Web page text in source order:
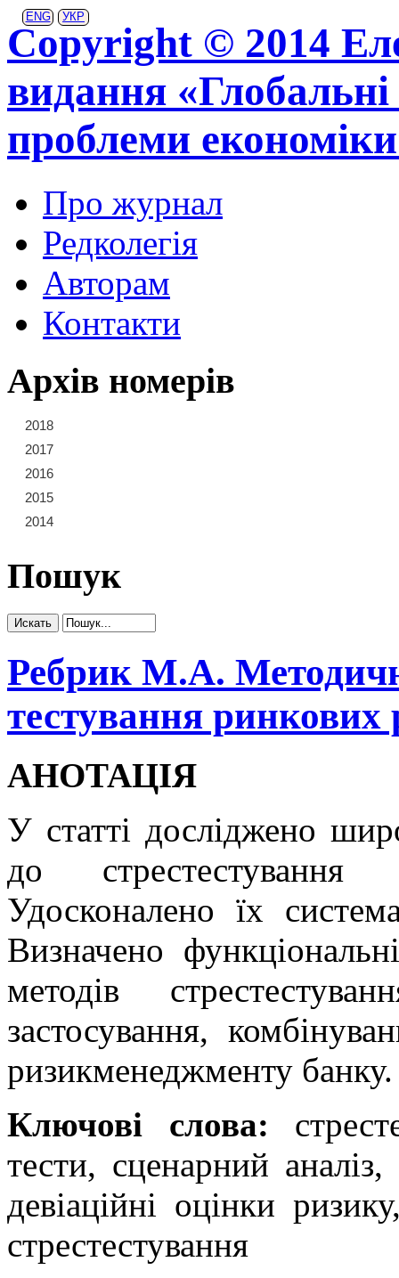
ENG УКР
Copyright © 2014
видання «Глобальні
проблеми
Про журнал
Редколегія
Авторам
Контакти
Архів номерів
2018
2017
2016
2015
2014
Пошук
Ребрик М.А.
тестування ринкових
АНОТАЦІЯ
У статті досліджено
до
Удосконалено їх
Визначено
методів
застосування,
ризик­менеджменту банку.
Ключові слова:
тести, сценарний
девіаційні оцінки
стрес­тестування